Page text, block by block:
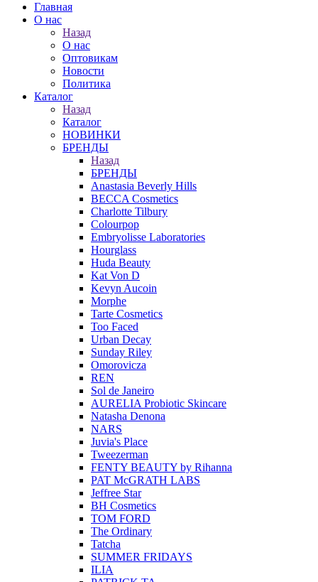
Главная
О нас
Назад
О нас
Оптовикам
Новости
Политика
Каталог
Назад
Каталог
НОВИНКИ
БРЕНДЫ
Назад
БРЕНДЫ
Anastasia Beverly Hills
BECCA Cosmetics
Charlotte Tilbury
Colourpop
Embryolisse Laboratories
Hourglass
Huda Beauty
Kat Von D
Kevyn Aucoin
Morphe
Tarte Cosmetics
Too Faced
Urban Decay
Sunday Riley
Omorovicza
REN
Sol de Janeiro
AURELIA Probiotic Skincare
Natasha Denona
NARS
Juvia's Place
Tweezerman
FENTY BEAUTY by Rihanna
PAT McGRATH LABS
Jeffree Star
BH Cosmetics
TOM FORD
The Ordinary
Tatcha
SUMMER FRIDAYS
ILIA